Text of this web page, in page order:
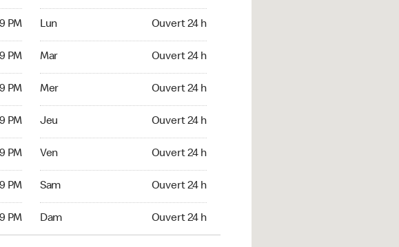
PM
PM
PM
PM
PM
PM
PM
Lun Ouvert 24 h
Mar Ouvert 24 h
Mer Ouvert 24 h
Jeu Ouvert 24 h
Ven Ouvert 24 h
Sam Ouvert 24 h
Dam Ouvert 24 h